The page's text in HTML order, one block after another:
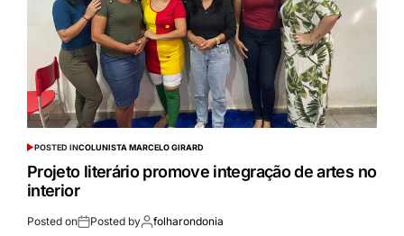
POSTED INCOLUNISTA MARCELO GIRARD
Projeto literário promove integração de artes no
interior
Posted on Posted by folharondonia